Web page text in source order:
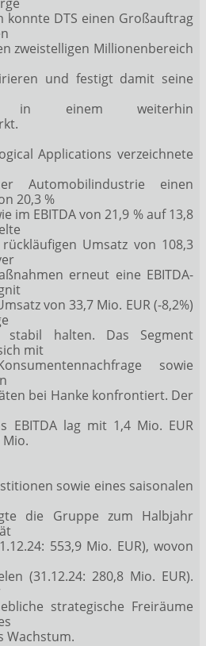
konnte DTS einen Großauftrag
zweistelligen Millionenbereich
und festigt damit seine
in einem weiterhin
Applications verzeichnete
Automobilindustrie einen
20,3 %
im EBITDA von 21,9 % auf 13,8
Umsatz von 108,3
erneut eine EBITDA-
von 33,7 Mio. EUR (-8,2%)
stabil halten. Das Segment
mit
sowie
bei Hanke konfrontiert. Der
EBITDA lag mit 1,4 Mio. EUR
sowie eines saisonalen
die Gruppe zum Halbjahr
553,9 Mio. EUR), wovon
(31.12.24: 280,8 Mio. EUR).
strategische Freiräume
Wachstum.